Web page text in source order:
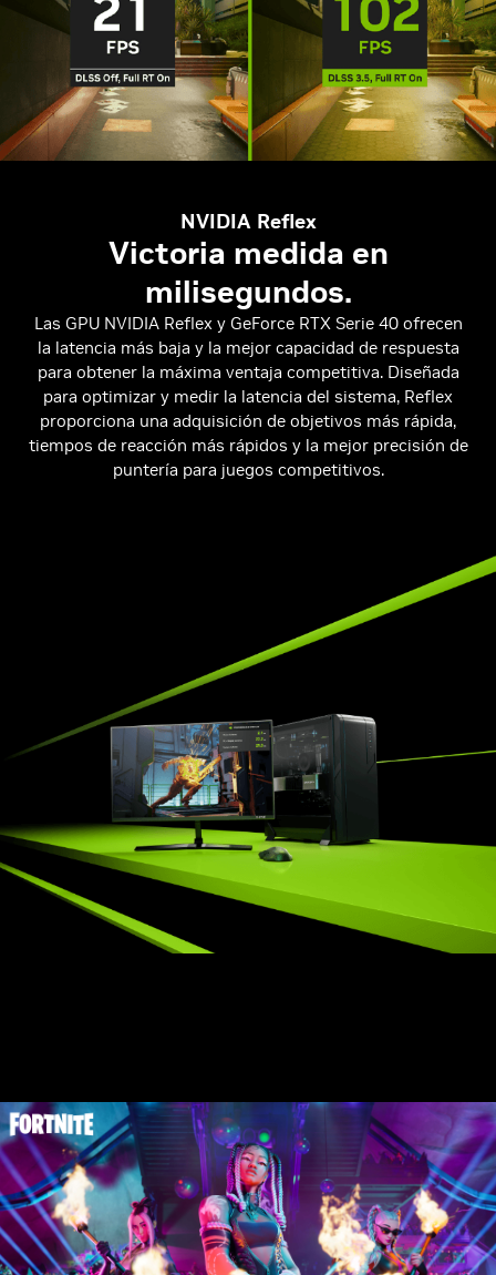
NVIDIA Reflex
Victoria medida en
milisegundos.
Las GPU NVIDIA Reflex y GeForce RTX Serie 40 ofrecen
la latencia más baja y la mejor capacidad de respuesta
para obtener la máxima ventaja competitiva. Diseñada
para optimizar y medir la latencia del sistema, Reflex
proporciona una adquisición de objetivos más rápida,
tiempos de reacción más rápidos y la mejor precisión de
puntería para juegos competitivos.